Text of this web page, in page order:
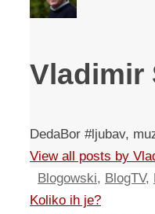
Vladimir
DedaBor #ljubav,
View all posts by
Blogowski, BlogTV,
Koliko ih je?